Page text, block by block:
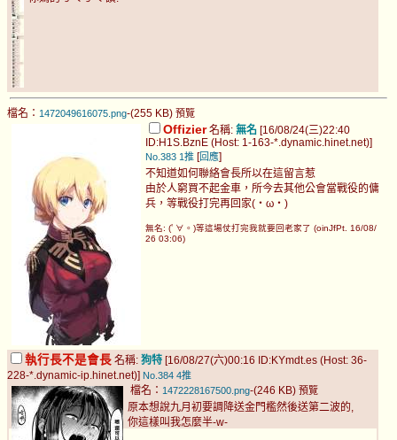
檔名： 1472049616075.png-(255 KB) 預覽
Offizier名稱: 無名 [16/08/24(三)22:40
ID:H1S.BznE (Host: 1-163-*.dynamic.hinet.net)]
No.383 1推 [回應]
不知道如何聯絡會長所以在這留言惹
由於人窮買不起金車，所今去其他公會當戰役的傭
兵，等戰役打完再回家(・ω・)
無名: (ﾟ∀。)等這場仗打完我就要回老家了 (oinJfPt. 16/08/
26 03:06)
執行長不是會長 名稱: 狗特 [16/08/27(六)00:16 ID:KYmdt.es (Host: 36-
228-*.dynamic-ip.hinet.net)] No.384 4推
檔名： 1472228167500.png-(246 KB) 預覽
原本想說九月初要調降送金門檻然後送第二波的,
你這樣叫我怎麼半-w-